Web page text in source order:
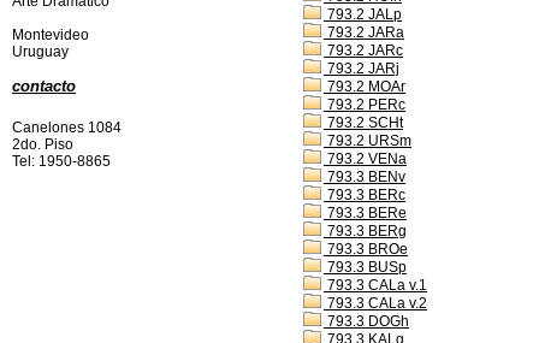
793.2 JALp
793.2 JARa
793.2 JARc
793.2 JARj
793.2 MOAr
793.2 PERc
793.2 SCHt
793.2 URSm
793.2 VENa
793.3 BENv
793.3 BERc
793.3 BERe
793.3 BERg
793.3 BROe
793.3 BUSp
793.3 CALa v.1
793.3 CALa v.2
793.3 DOGh
793.3 KALq
Montevideo
Uruguay
contacto
Canelones 1084
2do. Piso
Tel: 1950-8865